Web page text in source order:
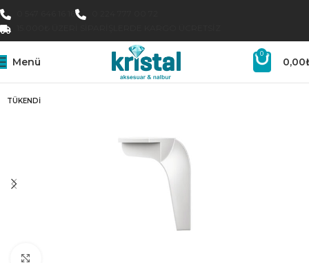
Menü
0
0,00
TÜKENDI